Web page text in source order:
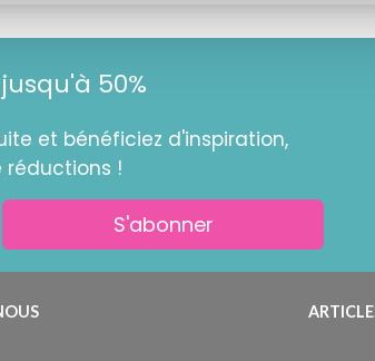
50%
et bénéficiez d'inspiration,
!
S'abonner